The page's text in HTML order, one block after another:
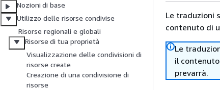
Nozioni di base
Utilizzo delle risorse condivise
Risorse regionali e globali
Risorse di tua proprietà
Visualizzazione delle condivisioni di
risorse create
Creazione di una condivisione di
risorse
Le traduzioni
contenuto di
Le
il
prevarrà.